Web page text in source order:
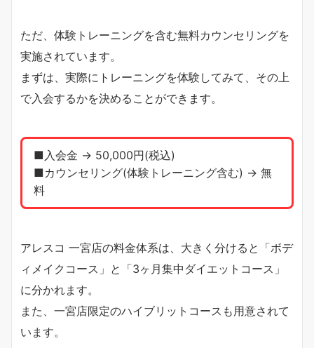
ただ、体験トレーニングを含む無料カウンセリングを
実施されています。
まずは、実際にトレーニングを体験してみて、その上
で入会するかを決めることができます。
■入会金 → 50,000円(税込)
■カウンセリング(体験トレーニング含む) → 無
料
アレスコ 一宮店の料金体系は、大きく分けると「ボデ
ィメイクコース」と「3ヶ月集中ダイエットコース」
に分かれます。
また、一宮店限定のハイブリットコースも用意されて
います。